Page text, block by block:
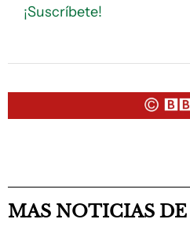
¡Suscríbete!
MAS NOTICIAS